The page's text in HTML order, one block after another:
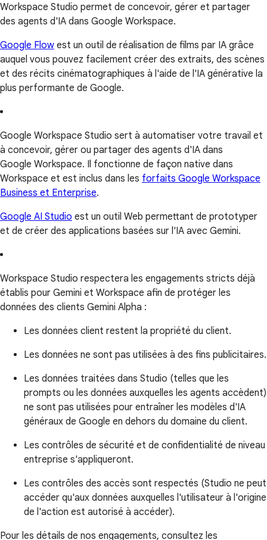
Workspace Studio permet de concevoir, gérer et partager
des agents d'IA dans Google Workspace.
Google Flow est un outil de réalisation de films par IA grâce
auquel vous pouvez facilement créer des extraits, des scènes
et des récits cinématographiques à l'aide de l'IA générative la
plus performante de Google.
Google Workspace Studio sert à automatiser votre travail et
à concevoir, gérer ou partager des agents d'IA dans
Google Workspace. Il fonctionne de façon native dans
Workspace et est inclus dans les forfaits Google Workspace
Business et Enterprise.
Google AI Studio est un outil Web permettant de prototyper
et de créer des applications basées sur l'IA avec Gemini.
Workspace Studio respectera les engagements stricts déjà
établis pour Gemini et Workspace afin de protéger les
données des clients Gemini Alpha :
Les données client restent la propriété du client.
Les données ne sont pas utilisées à des fins publicitaires.
Les données traitées dans Studio (telles que les
prompts ou les données auxquelles les agents accèdent)
ne sont pas utilisées pour entraîner les modèles d'IA
généraux de Google en dehors du domaine du client.
Les contrôles de sécurité et de confidentialité de niveau
entreprise s'appliqueront.
Les contrôles des accès sont respectés (Studio ne peut
accéder qu'aux données auxquelles l'utilisateur à l'origine
de l'action est autorisé à accéder).
Pour les détails de nos engagements, consultez les